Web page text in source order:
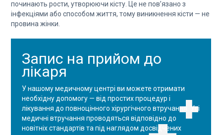
починають рости, утворюючи кісту. Це не пов’язано з
інфекціями або способом життя, тому виникнення кісти — не
провина жінки.
Запис на прийом до
лікаря
У нашому медичному центрі ви можете отримати
необхідну допомогу — від простих процедур і
лікування до повноцінного хірургічного втручання. Усі
медичні втручання проводяться відповідно до
новітніх стандартів та під наглядом досвідчених